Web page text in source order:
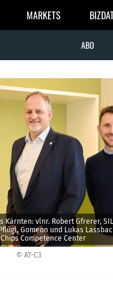
MARKETS
ABO
© AT-C3
vlnr. Robert Gfrerer,
Gomeon und Lukas
Competence Center